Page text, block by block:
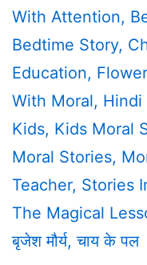
With Attention,
Bedtime Story,
Education, Flower
With Moral, Hindi
Kids, Kids Moral
Moral Stories,
Teacher, Stories
The Magical
बृजेश मौर्य,चाय के पल